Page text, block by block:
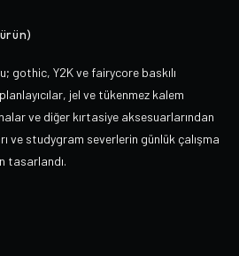
ürün)
gothic, Y2K ve fairycore baskılı
jel ve tükenmez kalem
ve diğer kırtasiye aksesuarlarından
ve studygram severlerin günlük çalışma
tasarlandı.